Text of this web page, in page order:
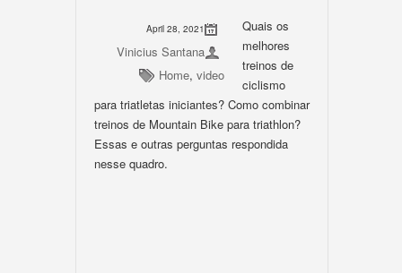
April 28, 2021
Vinicius Santana
Home, video
Quais os
melhores
treinos de
ciclismo
para triatletas iniciantes? Como combinar
treinos de Mountain Bike para triathlon?
Essas e outras perguntas respondida
nesse quadro.